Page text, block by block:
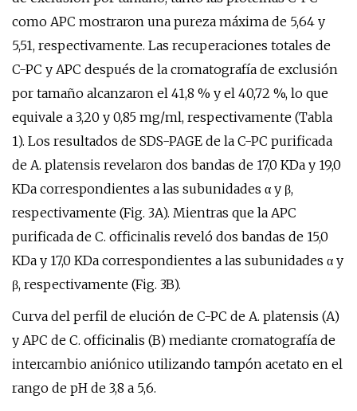
como APC mostraron una pureza máxima de 5,64 y
5,51, respectivamente. Las recuperaciones totales de
C-PC y APC después de la cromatografía de exclusión
por tamaño alcanzaron el 41,8 % y el 40,72 %, lo que
equivale a 3,20 y 0,85 mg/ml, respectivamente (Tabla
1). Los resultados de SDS-PAGE de la C-PC purificada
de A. platensis revelaron dos bandas de 17,0 KDa y 19,0
KDa correspondientes a las subunidades α y β,
respectivamente (Fig. 3A). Mientras que la APC
purificada de C. officinalis reveló dos bandas de 15,0
KDa y 17,0 KDa correspondientes a las subunidades α y
β, respectivamente (Fig. 3B).
Curva del perfil de elución de C-PC de A. platensis (A)
y APC de C. officinalis (B) mediante cromatografía de
intercambio aniónico utilizando tampón acetato en el
rango de pH de 3,8 a 5,6.